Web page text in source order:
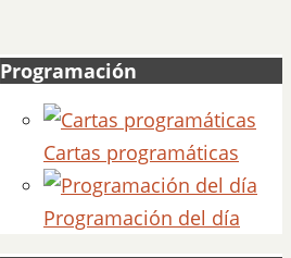
Programación
Cartas programáticas
Programación del día